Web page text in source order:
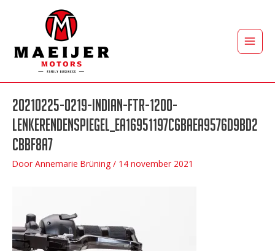
inhoud
Main
20210225-0219-indian-ftr-1200-
lenkerendenspiegel_ea16951197c6baea9576d9bd2
cbbf8a7
Door Annemarie Brüning / 14 november 2021